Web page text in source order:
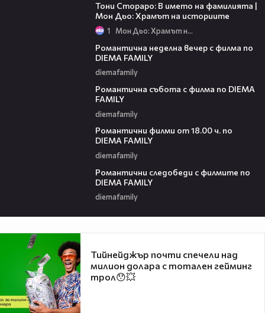
Тони Стораро: В името на фамилията |
Мон Дьо: Храмът на историите
1 Мон Дьо: Храмът на историите
Романтична неделна вечер с филма по
DIEMA FAMILY
diemafamily
Романтична събота с филма по DIEMA
FAMILY
diemafamily
Романтични филми от 18.00 ч. по
DIEMA FAMILY
diemafamily
Романтични следобеди с филмите по
DIEMA FAMILY
diemafamily
Тийнейджър почти спечели над
милион долара с тотален гейминг
трол😯💥